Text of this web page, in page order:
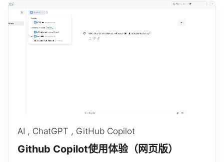
AI , ChatGPT , GitHub Copilot
Github Copilot使用体验（网页版）